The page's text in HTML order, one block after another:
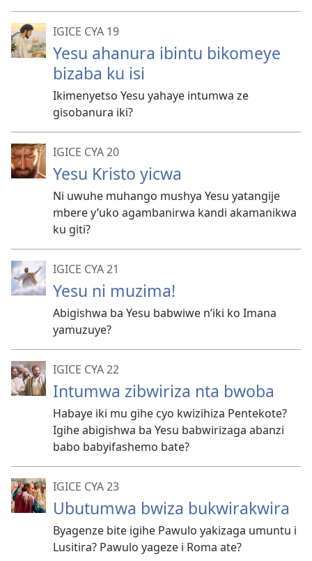
IGICE CYA 19
Yesu ahanura ibintu bikomeye
bizaba ku isi
Ikimenyetso Yesu yahaye intumwa ze
gisobanura iki?
IGICE CYA 20
Yesu Kristo yicwa
Ni uwuhe muhango mushya Yesu yatangije
mbere y’uko agambanirwa kandi akamanikwa
ku giti?
IGICE CYA 21
Yesu ni muzima!
Abigishwa ba Yesu babwiwe n’iki ko Imana
yamuzuye?
IGICE CYA 22
Intumwa zibwiriza nta bwoba
Habaye iki mu gihe cyo kwizihiza Pentekote?
Igihe abigishwa ba Yesu babwirizaga abanzi
babo babyifashemo bate?
IGICE CYA 23
Ubutumwa bwiza bukwirakwira
Byagenze bite igihe Pawulo yakizaga umuntu i
Lusitira? Pawulo yageze i Roma ate?